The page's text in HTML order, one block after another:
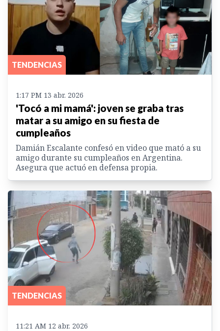
TENDENCIAS
1:17 PM 13 abr. 2026
'Tocó a mi mamá': joven se graba tras
matar a su amigo en su fiesta de
cumpleaños
Damián Escalante confesó en video que mató a su
amigo durante su cumpleaños en Argentina.
Asegura que actuó en defensa propia.
TENDENCIAS
11:21 AM 12 abr. 2026